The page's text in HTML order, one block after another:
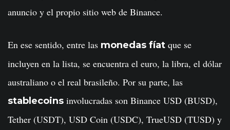
anuncio y el propio sitio web de Binance.
En ese sentido, entre las monedas fíat que se
incluyen en la lista, se encuentra el euro, la libra, el dólar
australiano o el real brasileño. Por su parte, las
stablecoins involucradas son Binance USD (BUSD),
Tether (USDT), USD Coin (USDC), TrueUSD (TUSD) y